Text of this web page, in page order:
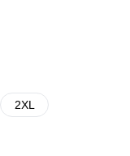
2XL